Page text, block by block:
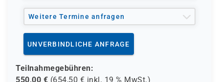
Weitere Termine anfragen
UNVERBINDLICHE ANFRAGE
Teilnahmegebühren:
550,00 € (654,50 € inkl. 19 % MwSt.)